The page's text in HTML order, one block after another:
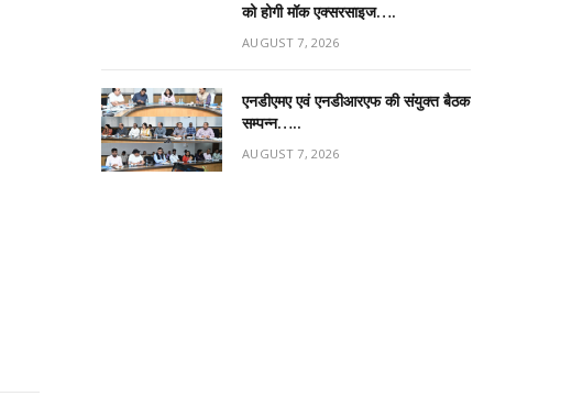
को होगी मॉक एक्सरसाइज….
AUGUST 7, 2026
एनडीएमए एवं एनडीआरएफ की संयुक्त बैठक
सम्पन्न…..
AUGUST 7, 2026